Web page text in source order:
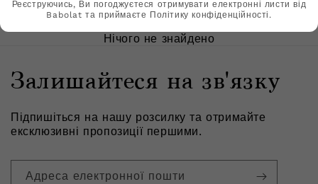
Написати відгук
Нічого не знайдено
Залишайтеся на зв'язку
Підпишіться на нашу розсилку та отримайте
ексклюзивні пропозиції першими.
Адреса електронної пошти
Реєструючись, Ви погоджуєтеся отримувати електронні листи від
Babolat та приймаєте Політику конфіденційності.